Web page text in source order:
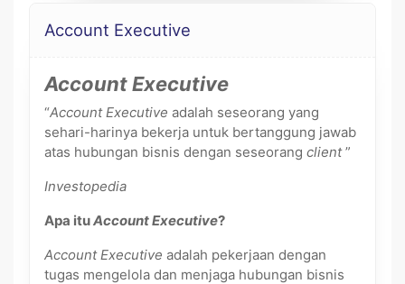
Account Executive
Account Executive
“Account Executive adalah seseorang yang
sehari-harinya bekerja untuk bertanggung jawab
atas hubungan bisnis dengan seseorang client”
Investopedia
Apa ituAccount Executive?
Account Executive adalah pekerjaan dengan
tugas mengelola dan menjaga hubungan bisnis